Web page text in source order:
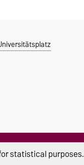
PAGE
statistical purposes.